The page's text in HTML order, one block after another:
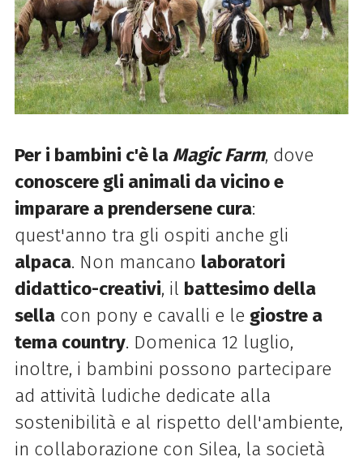
Per i bambini c'è la Magic Farm, dove
conoscere gli animali da vicino e
imparare a prendersene cura:
quest'anno tra gli ospiti anche gli
alpaca. Non mancano laboratori
didattico-creativi, il battesimo della
sellacon pony e cavalli e le giostre a
tema country. Domenica 12 luglio,
inoltre, i bambini possono partecipare
ad attività ludiche dedicate alla
sostenibilità e al rispetto dell'ambiente,
in collaborazione con Silea, la società